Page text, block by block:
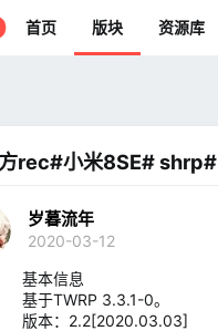
首页 版块 资源库
rec#小米8SE# shrp#
岁暮流年
2020-03-12
基本信息
基于TWRP 3.3.1-0。
版本：2.2[2020.03.03]